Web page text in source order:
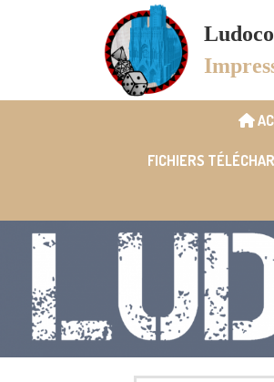
FICHIERS
Panneau de gestion des cookies